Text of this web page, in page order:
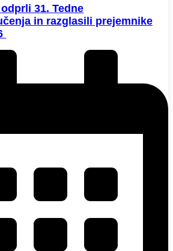
31. Tedne
in razglasili prejemnike